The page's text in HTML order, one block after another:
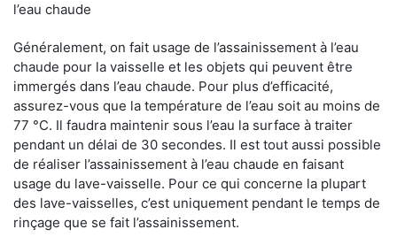
l’eau chaude
Généralement, on fait usage de l’assainissement à l’eau
chaude pour la vaisselle et les objets qui peuvent être
immergés dans l’eau chaude. Pour plus d’efficacité,
assurez-vous que la température de l’eau soit au moins de
77 °C. Il faudra maintenir sous l’eau la surface à traiter
pendant un délai de 30 secondes. Il est tout aussi possible
de réaliser l’assainissement à l’eau chaude en faisant
usage du lave-vaisselle. Pour ce qui concerne la plupart
des lave-vaisselles, c’est uniquement pendant le temps de
rinçage que se fait l’assainissement.